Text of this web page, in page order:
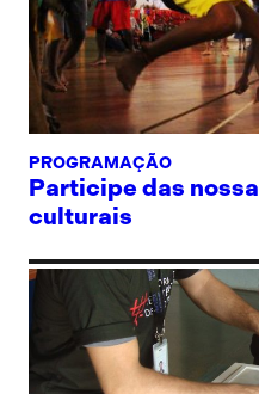
PROGRAMAÇÃO
Participe das
culturais